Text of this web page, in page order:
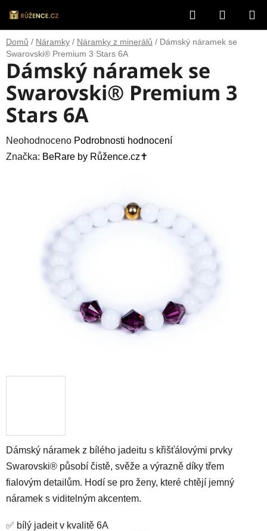
na
obsah
Hledat
KOŠÍK
Domů / Náramky / Náramky z minerálů / Dámský náramek se
Swarovski® Premium 3 Stars 6A
Dámský náramek z bílého jadeitu s křišťálovými prvky
Swarovski® působí čistě, svěže a výrazně díky třem
fialovým detailům. Hodí se pro ženy, které chtějí jemný
náramek s viditelným akcentem.
✅ bílý jadeit v kvalitě 6A
Dámský náramek se
Swarovski® Premium 3
Stars 6A
Průměrné
hodnocení
Neohodnoceno Podrobnosti hodnocení
Značka: BeRare by Růžence.cz✝️